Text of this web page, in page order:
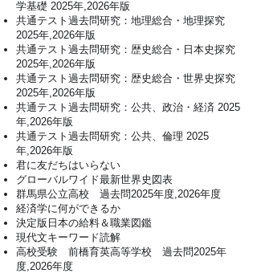
学基礎 2025年,2026年版
共通テスト過去問研究：地理総合・地理探究
2025年,2026年版
共通テスト過去問研究：歴史総合・日本史探究
2025年,2026年版
共通テスト過去問研究：歴史総合・世界史探究
2025年,2026年版
共通テスト過去問研究：公共、政治・経済 2025
年,2026年版
共通テスト過去問研究：公共、倫理 2025
年,2026年版
君に友だちはいらない
グローバルワイド最新世界史図表
​群馬県公立高校 過去問2025年度,2026年度
経済学に何ができるか
決定版日本の給料＆職業図鑑
現代文キーワード読解
高校受験 前橋育英高等学校 過去問2025年
度,2026年度